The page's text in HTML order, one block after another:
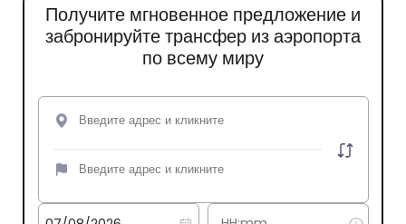
Получите мгновенное предложение и
забронируйте трансфер из аэропорта
по всему миру